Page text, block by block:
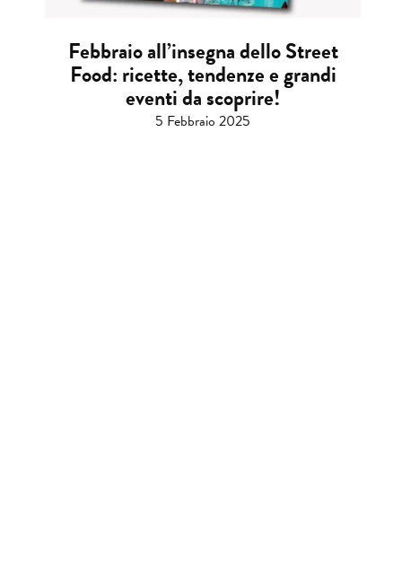
Febbraio all’insegna dello Street
Food: ricette, tendenze e grandi
eventi da scoprire!
5 Febbraio 2025